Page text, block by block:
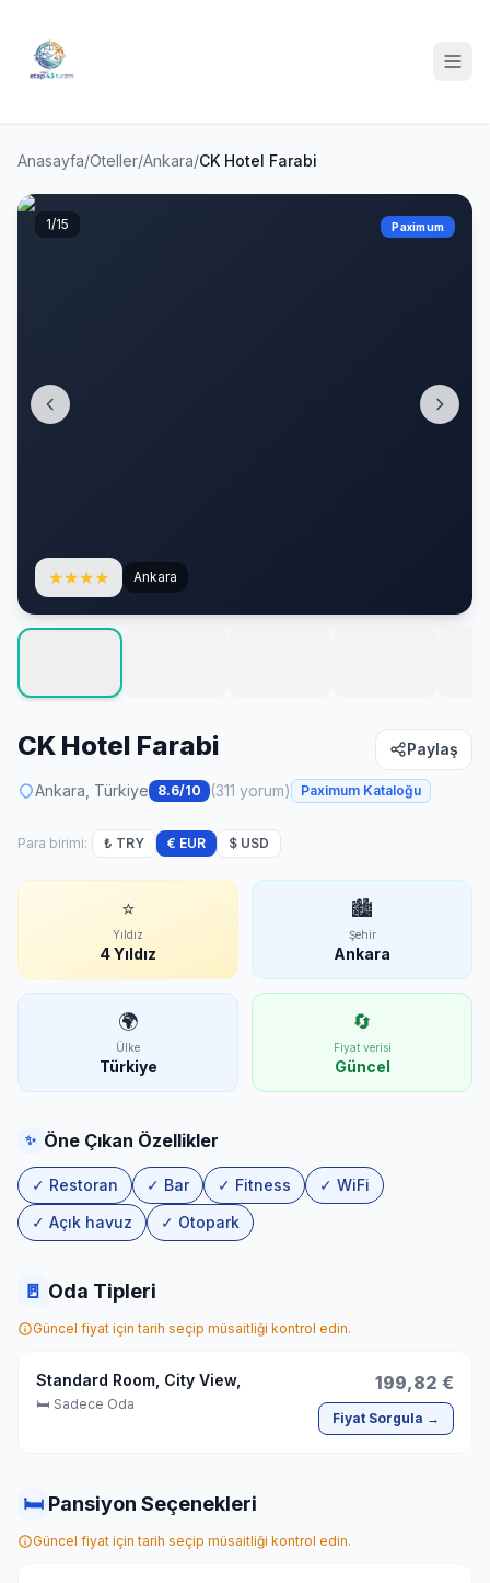
Anasayfa/Oteller/Ankara/CK Hotel Farabi
★★★★ Ankara
Paximum
1/15
CK Hotel Farabi Paylaş
Ankara, Türkiye 8.6/10 (311 yorum) Paximum Kataloğu
Para birimi: ₺ TRY € EUR $ USD
⭐
Yıldız
4 Yıldız
🏙
Şehir
Ankara
🌍
Ülke
Türkiye
🔄
Fiyat verisi
Güncel
✨ Öne Çıkan Özellikler
✓ Restoran ✓ Bar ✓ Fitness
✓ WiFi
✓ Açık havuz
✓ Otopark
🚪 Oda Tipleri
Güncel fiyat için tarih seçip müsaitliği kontrol edin.
Standard Room, City View,
🛏 Sadece Oda
199,82 €
Fiyat Sorgula →
🛏 Pansiyon Seçenekleri
Güncel fiyat için tarih seçip müsaitliği kontrol edin.